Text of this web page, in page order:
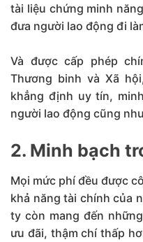
tài liệu chứng minh
đưa người lao động đi
Và được cấp phép
Thương binh và Xã
khẳng định uy tín,
người lao động cũng
2. Minh bạch
Mọi mức phí đều được
khả năng tài chính của
ty còn mang đến
ưu đãi, thậm chí thấp